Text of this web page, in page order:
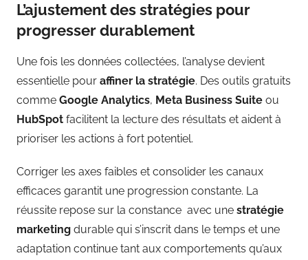
L’ajustement des stratégies pour
progresser durablement
Une fois les données collectées, l’analyse devient
essentielle pour affiner la stratégie. Des outils gratuits
comme Google Analytics, Meta Business Suite ou
HubSpot facilitent la lecture des résultats et aident à
prioriser les actions à fort potentiel.
Corriger les axes faibles et consolider les canaux
efficaces garantit une progression constante. La
réussite repose sur la constance avec une stratégie
marketing durable qui s’inscrit dans le temps et une
adaptation continue tant aux comportements qu’aux